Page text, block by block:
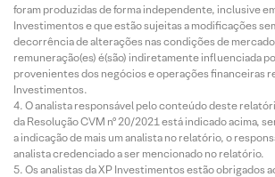
foram produzidas de forma independente, inclusive
Investimentos e que estão sujeitas a modificações
decorrência de alterações nas condições de
remuneração(es) é(são) indiretamente influenciada
provenientes dos negócios e operações financeiras
Investimentos.
O analista responsável pelo conteúdo deste
da Resolução CVM nº 20/2021 está indicado acima,
a indicação de mais um analista no relatório, o
analista credenciado a ser mencionado no relatório.
Os analistas da XP Investimentos estão obrigados